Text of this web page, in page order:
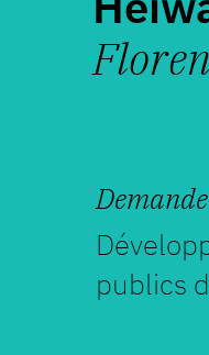
Demande
publics